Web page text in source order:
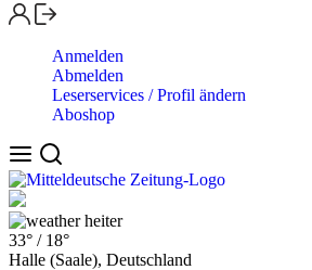
Anmelden
Abmelden
Leserservices / Profil ändern
Aboshop
heiter
33° / 18°
Halle (Saale), Deutschland